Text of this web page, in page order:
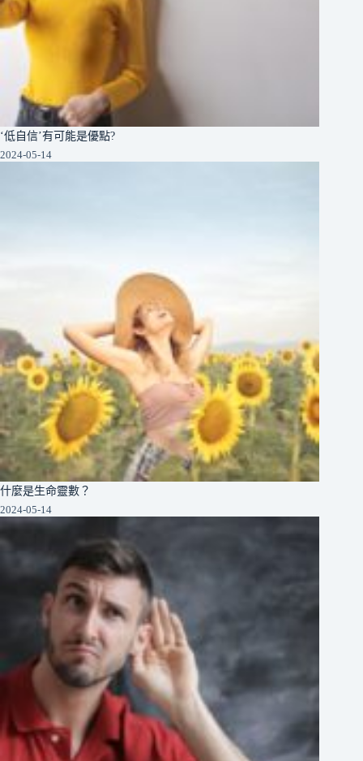
‘低自信’有可能是優點?
2024-05-14
什麼是生命靈數？
2024-05-14